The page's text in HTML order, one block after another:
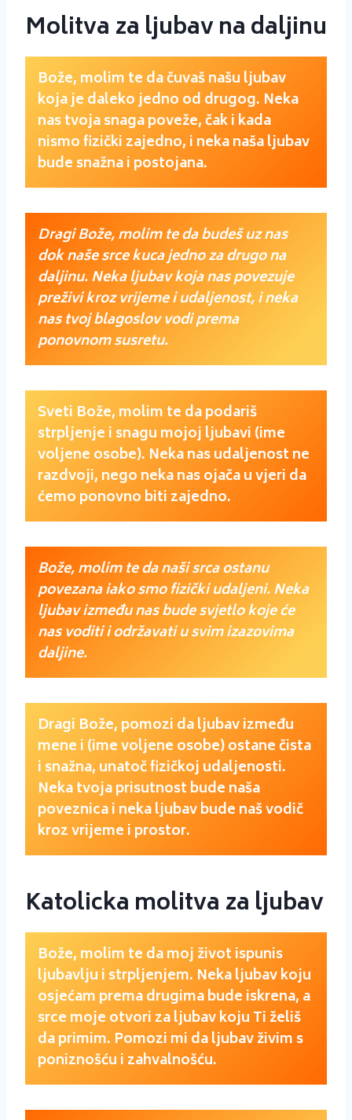
Molitva za ljubav na daljinu
Bože, molim te da čuvaš našu ljubav
koja je daleko jedno od drugog. Neka
nas tvoja snaga poveže, čak i kada
nismo fizički zajedno, i neka naša ljubav
bude snažna i postojana.
Dragi Bože, molim te da budeš uz nas
dok naše srce kuca jedno za drugo na
daljinu. Neka ljubav koja nas povezuje
preživi kroz vrijeme i udaljenost, i neka
nas tvoj blagoslov vodi prema
ponovnom susretu.
Sveti Bože, molim te da podariš
strpljenje i snagu mojoj ljubavi (ime
voljene osobe). Neka nas udaljenost ne
razdvoji, nego neka nas ojača u vjeri da
ćemo ponovno biti zajedno.
Bože, molim te da naši srca ostanu
povezana iako smo fizički udaljeni. Neka
ljubav između nas bude svjetlo koje će
nas voditi i održavati u svim izazovima
daljine.
Dragi Bože, pomozi da ljubav između
mene i (ime voljene osobe) ostane čista
i snažna, unatoč fizičkoj udaljenosti.
Neka tvoja prisutnost bude naša
poveznica i neka ljubav bude naš vodič
kroz vrijeme i prostor.
Katolicka molitva za ljubav
Bože, molim te da moj život ispunis
ljubavlju i strpljenjem. Neka ljubav koju
osjećam prema drugima bude iskrena, a
srce moje otvori za ljubav koju Ti želiš
da primim. Pomozi mi da ljubav živim s
poniznošću i zahvalnošću.